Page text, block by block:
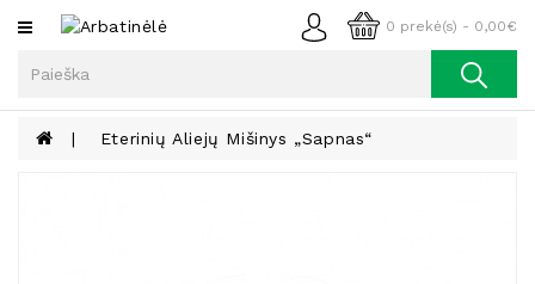
0 prekė(s) - 0,00€
Kategorijos
Kava
Eterinių Aliejų Mišinys „Sapnas“